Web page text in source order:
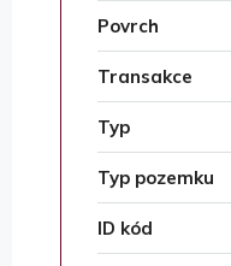
Povrch
Transakce
Typ
Typ pozemku
ID kód